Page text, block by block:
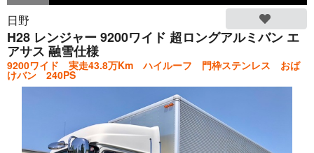
日野
H28 レンジャー 9200ワイド 超ロングアルミバン エ
アサス 融雪仕様
9200ワイド 実走43.8万Km ハイルーフ 門枠ステンレス おば
けバン 240PS